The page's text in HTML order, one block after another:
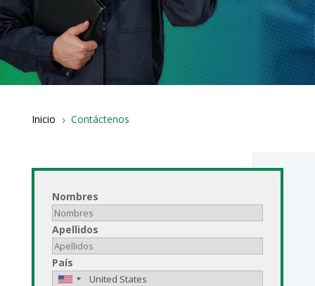
Inicio 5 Contáctenos
Nombres
Apellidos
País